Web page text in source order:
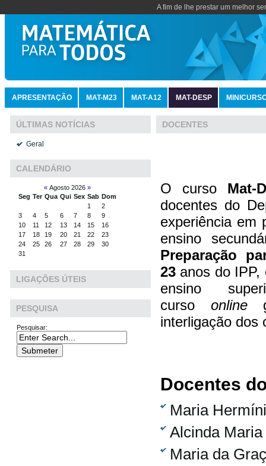
A fim de lhe prestar um melhor
APRESENTAÇÃO MAT-M23 MAT-A12 MAT-DESP
ÚLTIMAS NOTÍCIAS
Geral
CALENDÁRIO
« Agosto 2026 »
Seg Ter Qua Qui Sex Sab Dom
1
2
3
4 5 6 7 8
9
10
11 12 13 14 15
16
17
18 19 20 21 22
23
24
25 26 27 28 29
30
31
LIGAÇÕES ÚTEIS
PESQUISA
Pesquisar:
DOCENTES
O curso Mat-
docentes do
experiência em
ensino
Preparação
23 anos do
ensino
curso online
interligação dos
Docentes
Maria
Alcinda
Maria da